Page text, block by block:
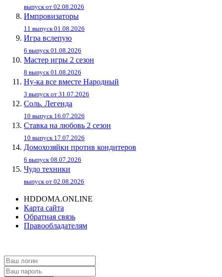
выпуск от 02.08.2026
Импровизаторы
11 выпуск 01.08.2026
Игра вслепую
6 выпуск 01.08.2026
Мастер игры 2 сезон
8 выпуск 01.08.2026
Ну-ка все вместе Народный
3 выпуск от 31.07.2026
Соль. Легенда
10 выпуск 16.07.2026
Ставка на любовь 2 сезон
10 выпуск 17.07.2026
Домохозяйки против кондитеров
6 выпуск 08.07.2026
Чудо техники
выпуск от 02.08.2026
HDDOMA.ONLINE
Карта сайта
Обратная связь
Правообладателям